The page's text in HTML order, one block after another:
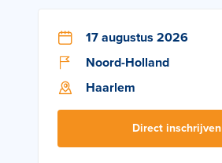
17 augustus 2026
Noord-Holland
Haarlem
Direct inschrijven